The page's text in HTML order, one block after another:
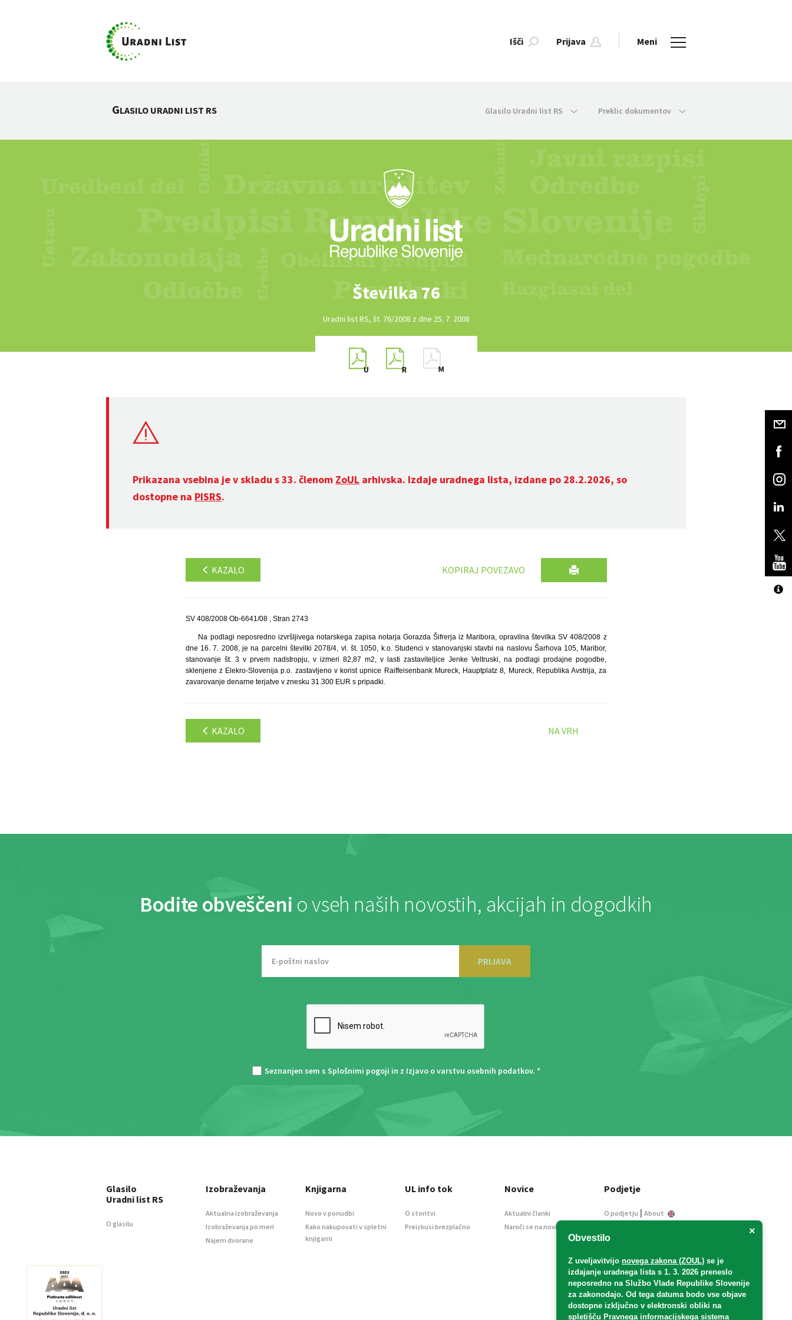
Išči Prijava Meni
GLASILO URADNI LIST RS Glasilo Uradni list RS Preklic dokumentov
Številka 76
Uradni list RS, št. 76/2008 z dne 25. 7. 2008
Prikazana vsebina je v skladu s 33. členom ZoUL arhivska. Izdaje uradnega lista, izdane po 28.2.2026, so
dostopne na PISRS.
KAZALO KOPIRAJ POVEZAVO
SV 408/2008 Ob-6641/08 , Stran 2743
Na podlagi neposredno izvršljivega notarskega zapisa notarja Gorazda Šifrerja iz Maribora, opravilna številka SV 408/2008 z
dne 16. 7. 2008, je na parcelni številki 2078/4, vl. št. 1050, k.o. Studenci v stanovanjski stavbi na naslovu Šarhova 105, Maribor,
stanovanje št. 3 v prvem nadstropju, v izmeri 82,87 m2, v lasti zastaviteljice Jenke Veltruski, na podlagi prodajne pogodbe,
sklenjene z Elekro-Slovenija p.o. zastavljeno v korist upnice Raiffeisenbank Mureck, Hauptplatz 8, Mureck, Republika Avstrija, za
zavarovanje denarne terjatve v znesku 31.300 EUR s pripadki.
KAZALO NA VRH
Bodite obveščeni o vseh naših novostih, akcijah in dogodkih
PRIJAVA
Seznanjen sem s Splošnimi pogoji in z Izjavo o varstvu osebnih podatkov. *
×
Obvestilo
Z uveljavitvijo novega zakona (ZOUL) se je
izdajanje uradnega lista s 1. 3. 2026 preneslo
neposredno na Službo Vlade Republike Slovenije
za zakonodajo. Od tega datuma bodo vse objave
dostopne izključno v elektronski obliki na
spletišču Pravnega informacijskega sistema
Glasilo
Uradni list RS
O glasilu
Izobraževanja
Aktualna izobraževanja
Izobraževanja po meri
Najem dvorane
Knjigarna
Novo v ponudbi
Kako nakupovati v spletni
knjigarni
UL info tok
O storitvi
Preizkusi brezplačno
Novice
Aktualni članki
Naroči se na novice
Podjetje
O podjetju | About
Informacije javnega
Oglaševanje
Splošni pogoji
Izjava o varstvu osebnih
podatkov
E-dražbe